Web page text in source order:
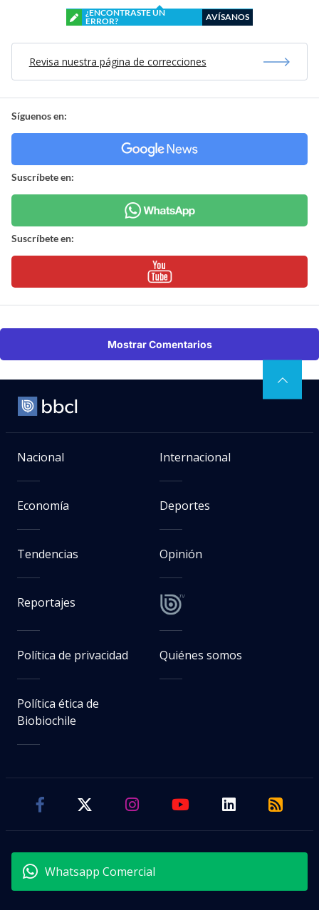
¿ENCONTRASTE UN
ERROR?
AVÍSANOS
Revisa nuestra página de correcciones
Síguenos en:
Suscríbete en:
Suscríbete en:
Mostrar Comentarios
Nacional Internacional
Economía Deportes
Tendencias Opinión
Reportajes
Política de privacidad Quiénes somos
Política ética de
Biobiochile
Whatsapp Comercial